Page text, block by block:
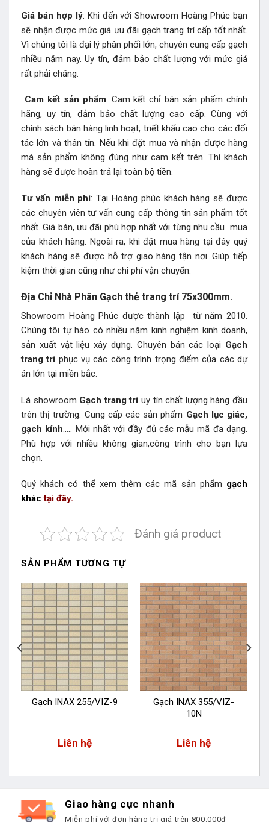
Giá bán hợp lý: Khi đến với Showroom Hoàng Phúc bạn
sẽ nhận được mức giá ưu đãi gạch trang trí cấp tốt nhất.
Vì chúng tôi là đại lý phân phối lớn, chuyên cung cấp gạch
nhiều năm nay. Uy tín, đảm bảo chất lượng với mức giá
rất phải chăng.
Cam kết sản phẩm: Cam kết chỉ bán sản phẩm chính
hãng, uy tín, đảm bảo chất lượng cao cấp. Cùng với
chính sách bán hàng linh hoạt, triết khấu cao cho các đối
tác lớn và thân tín. Nếu khi đặt mua và nhận được hàng
mà sản phẩm không đúng như cam kết trên. Thì khách
hàng sẽ được hoàn trả lại toàn bộ tiền.
Tư vấn miễn phí: Tại Hoàng phúc khách hàng sẽ được
các chuyên viên tư vấn cung cấp thông tin sản phẩm tốt
nhất. Giá bán, ưu đãi phù hợp nhất với từng nhu cầu mua
của khách hàng. Ngoài ra, khi đặt mua hàng tại đây quý
khách hàng sẽ được hỗ trợ giao hàng tận nơi. Giúp tiếp
kiệm thời gian cũng như chi phí vận chuyển.
Địa Chỉ Nhà Phân Gạch thẻ trang trí 75x300mm.
Showroom Hoàng Phúc được thành lập từ năm 2010.
Chúng tôi tự hào có nhiều năm kinh nghiệm kinh doanh,
sản xuất vật liệu xây dựng. Chuyên bán các loại Gạch
trang tríphục vụ các công trình trọng điểm của các dự
án lớn tại miền bắc.
Là showroom Gạch trang tríuy tín chất lượng hàng đầu
trên thị trường. Cung cấp các sản phẩm Gạch lục giác,
gạch kính….. Mới nhất với đầy đủ các mẫu mã đa dạng.
Phù hợp với nhiều không gian,công trình cho bạn lựa
chọn.
Quý khách có thể xem thêm các mã sản phẩm gạch
khác tại đây.
Đánh giá product
SẢN PHẨM TƯƠNG TỰ
Gạch INAX 255/VIZ-9
Liên hệ
Gạch INAX 355/VIZ-
10N
Liên hệ
Giao hàng cực nhanh
Miễn phí với đơn hàng trị giá trên 800.000đ